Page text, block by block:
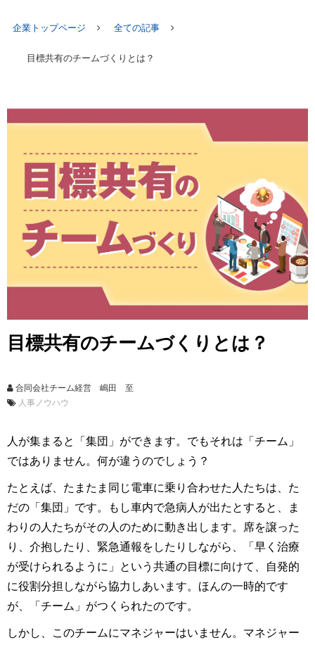
企業トップページ 全ての記事
目標共有のチームづくりとは？
目標共有のチームづくりとは？
合同会社チーム経営 嶋田 至
人事ノウハウ
人が集まると「集団」ができます。でもそれは「チーム」
ではありません。何が違うのでしょう？
たとえば、たまたま同じ電車に乗り合わせた人たちは、た
だの「集団」です。もし車内で急病人が出たとすると、ま
わりの人たちがその人のために動き出します。席を譲った
り、介抱したり、緊急通報をしたりしながら、「早く治療
が受けられるように」という共通の目標に向けて、自発的
に役割分担しながら協力しあいます。ほんの一時的です
が、「チーム」がつくられたのです。
しかし、このチームにマネジャーはいません。マネジャー